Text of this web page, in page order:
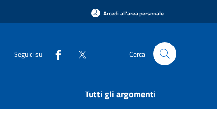
Accedi all'area personale
Seguici su Cerca
Tutti gli argomenti